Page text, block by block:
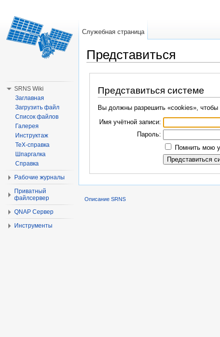
Представиться
Представиться системе
Вы должны разрешить «cookies», чтобы
Имя учётной записи:
Пароль:
Помнить мою
Служебная страница
SRNS Wiki
Заглавная
Загрузить файл
Список файлов
Галерея
Инструктаж
TeX-справка
Шпаргалка
Справка
Рабочие журналы
Приватный
файлсервер
QNAP Сервер
Инструменты
Описание SRNS